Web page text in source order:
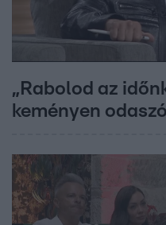
„Rabolod az
keményen